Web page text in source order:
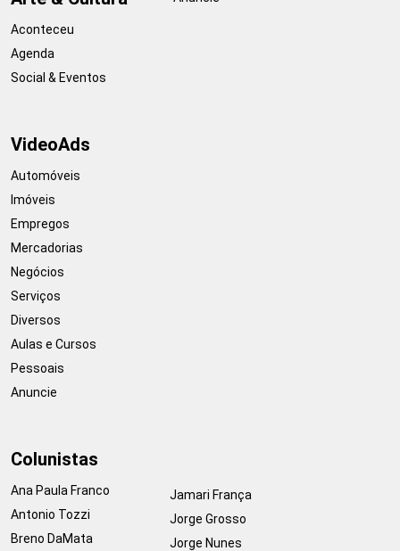
Aconteceu
Agenda
Social & Eventos
VideoAds
Automóveis
Imóveis
Empregos
Mercadorias
Negócios
Serviços
Diversos
Aulas e Cursos
Pessoais
Anuncie
Colunistas
Ana Paula Franco
Antonio Tozzi
Breno DaMata
Jamari França
Jorge Grosso
Jorge Nunes